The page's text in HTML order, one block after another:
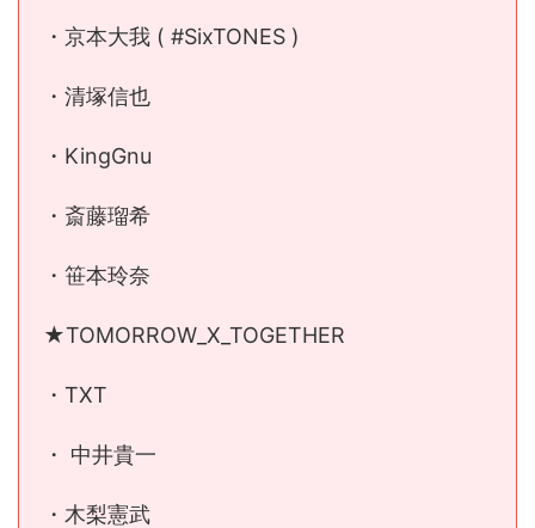
・京本大我 ( #SixTONES )
・清塚信也
・KingGnu
・斎藤瑠希
・笹本玲奈
★TOMORROW_X_TOGETHER
・TXT
・ 中井貴一
・木梨憲武